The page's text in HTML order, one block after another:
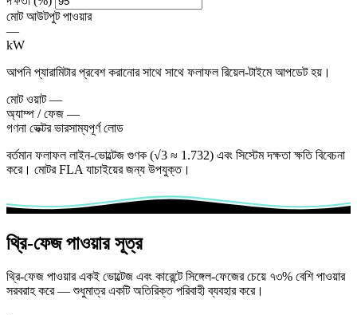
মোট আউটপুট পাওয়ার
—
kW
আপনি প্যারামিটার প্রবেশ করানোর সাথে সাথে ফলাফল রিয়েল-টাইমে আপডেট হয়।
মোট ওয়াট —
অ্যাম্প / ফেজ —
গণনা ভেক্টর ভারসাম্যপূর্ণ লোড
বর্তমান ফলাফল লাইন-ভোল্টেজ গুণক (√3 ≈ 1.732) এবং সিস্টেম দক্ষতা ক্ষতি বিবেচনা
করে। মোটর FLA যাচাইয়ের জন্য উপযুক্ত।
থ্রি-ফেজ পাওয়ার সূত্র
থ্রি-ফেজ পাওয়ার একই ভোল্টেজ এবং কারেন্টে সিঙ্গেল-ফেজের চেয়ে ৭৩% বেশি পাওয়ার
সরবরাহ করে — শুধুমাত্র একটি অতিরিক্ত পরিবাহী ব্যবহার করে।